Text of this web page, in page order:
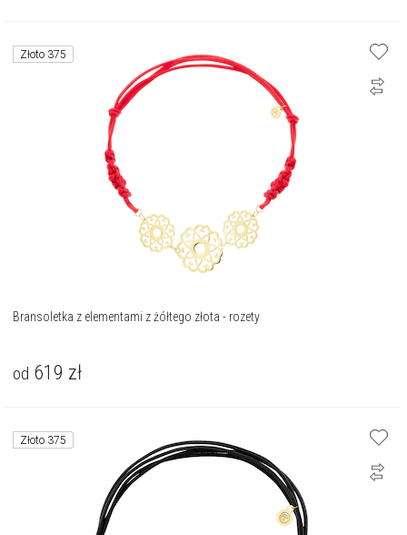
Złoto 375
Bransoletka z elementami z żółtego złota - rozety
od 619 zł
Złoto 375